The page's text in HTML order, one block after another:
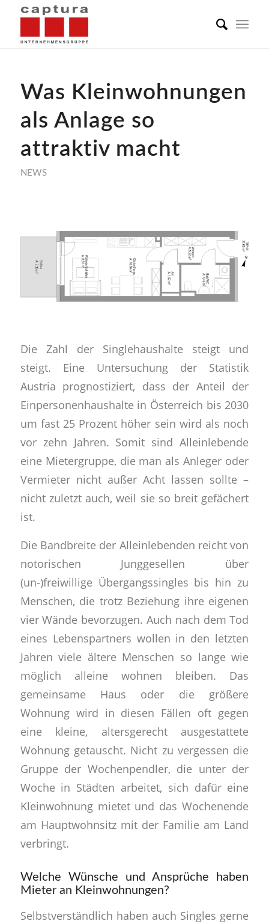
Was Kleinwohnungen
als Anlage so
attraktiv macht
NEWS
Die Zahl der Singlehaushalte steigt und
steigt. Eine Untersuchung der Statistik
Austria prognostiziert, dass der Anteil der
Einpersonenhaushalte in Österreich bis 2030
um fast 25 Prozent höher sein wird als noch
vor zehn Jahren. Somit sind Alleinlebende
eine Mietergruppe, die man als Anleger oder
Vermieter nicht außer Acht lassen sollte –
nicht zuletzt auch, weil sie so breit gefächert
ist.
Die Bandbreite der Alleinlebenden reicht von
notorischen Junggesellen über
(un-)freiwillige Übergangssingles bis hin zu
Menschen, die trotz Beziehung ihre eigenen
vier Wände bevorzugen. Auch nach dem Tod
eines Lebenspartners wollen in den letzten
Jahren viele ältere Menschen so lange wie
möglich alleine wohnen bleiben. Das
gemeinsame Haus oder die größere
Wohnung wird in diesen Fällen oft gegen
eine kleine, altersgerecht ausgestattete
Wohnung getauscht. Nicht zu vergessen die
Gruppe der Wochenpendler, die unter der
Woche in Städten arbeitet, sich dafür eine
Kleinwohnung mietet und das Wochenende
am Hauptwohnsitz mit der Familie am Land
verbringt.
Welche Wünsche und Ansprüche haben
Mieter an Kleinwohnungen?
Selbstverständlich haben auch Singles gerne